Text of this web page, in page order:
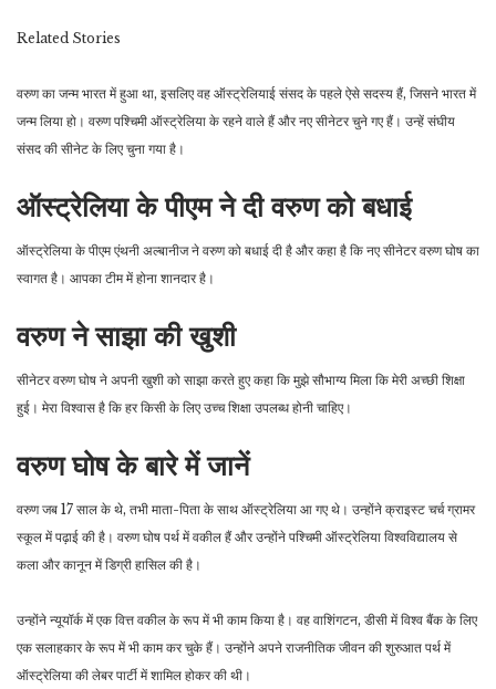
Related Stories
वरुण का जन्म भारत में हुआ था, इसलिए वह ऑस्ट्रेलियाई संसद के पहले ऐसे सदस्य हैं, जिसने भारत में
जन्म लिया हो। वरुण पश्चिमी ऑस्ट्रेलिया के रहने वाले हैं और नए सीनेटर चुने गए हैं। उन्हें संघीय
संसद की सीनेट के लिए चुना गया है।
ऑस्ट्रेलिया के पीएम ने दी वरुण को बधाई
ऑस्ट्रेलिया के पीएम एंथनी अल्बानीज ने वरुण को बधाई दी है और कहा है कि नए सीनेटर वरुण घोष का
स्वागत है। आपका टीम में होना शानदार है।
वरुण ने साझा की खुशी
सीनेटर वरुण घोष ने अपनी खुशी को साझा करते हुए कहा कि मुझे सौभाग्य मिला कि मेरी अच्छी शिक्षा
हुई। मेरा विश्वास है कि हर किसी के लिए उच्च शिक्षा उपलब्ध होनी चाहिए।
वरुण घोष के बारे में जानें
वरुण जब 17 साल के थे, तभी माता-पिता के साथ ऑस्ट्रेलिया आ गए थे। उन्होंने क्राइस्ट चर्च ग्रामर
स्कूल में पढ़ाई की है। वरुण घोष पर्थ में वकील हैं और उन्होंने पश्चिमी ऑस्ट्रेलिया विश्वविद्यालय से
कला और कानून में डिग्री हासिल की है।
उन्होंने न्यूयॉर्क में एक वित्त वकील के रूप में भी काम किया है। वह वाशिंगटन, डीसी में विश्व बैंक के लिए
एक सलाहकार के रूप में भी काम कर चुके हैं। उन्होंने अपने राजनीतिक जीवन की शुरुआत पर्थ में
ऑस्ट्रेलिया की लेबर पार्टी में शामिल होकर की थी।